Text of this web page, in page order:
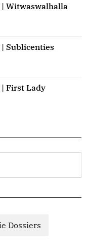
Witwaswalhalla
Sublicenties
First Lady
Dossiers